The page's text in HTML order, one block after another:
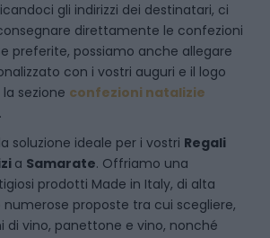
gli indirizzi dei destinatari, ci
direttamente le confezioni
preferite, possiamo anche allegare
con i vostri auguri e il logo
sezione confezioni natalizie
.
soluzione ideale per i vostri Regali
a Samarate. Offriamo una
prodotti Made in Italy, di alta
numerose proposte tra cui scegliere,
di vino, panettone e vino, nonché